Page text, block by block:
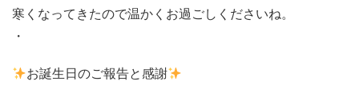
寒くなってきたので温かくお過ごしくださいね。
・
お誕生日のご報告と感謝